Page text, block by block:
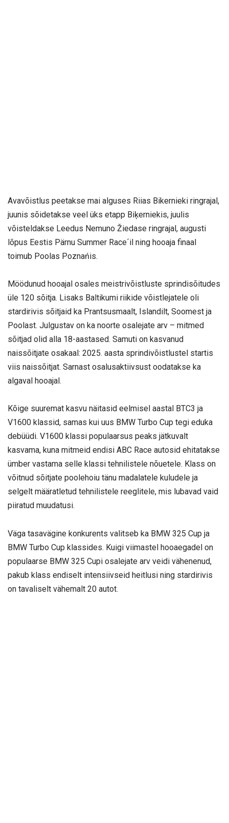
Avavõistlus peetakse mai alguses Riias Bikernieki ringrajal,
juunis sõidetakse veel üks etapp Biķerniekis, juulis
võisteldakse Leedus Nemuno Žiedase ringrajal, augusti
lõpus Eestis Pärnu Summer Race´il ning hooaja finaal
toimub Poolas Poznańis.
Möödunud hooajal osales meistrivõistluste sprindisõitudes
üle 120 sõitja. Lisaks Baltikumi riikide võistlejatele oli
stardirivis sõitjaid ka Prantsusmaalt, Islandilt, Soomest ja
Poolast. Julgustav on ka noorte osalejate arv – mitmed
sõitjad olid alla 18-aastased. Samuti on kasvanud
naissõitjate osakaal: 2025. aasta sprindivõistlustel startis
viis naissõitjat. Sarnast osalusaktiivsust oodatakse ka
algaval hooajal.
Kõige suuremat kasvu näitasid eelmisel aastal BTC3 ja
V1600 klassid, samas kui uus BMW Turbo Cup tegi eduka
debüüdi. V1600 klassi populaarsus peaks jätkuvalt
kasvama, kuna mitmeid endisi ABC Race autosid ehitatakse
ümber vastama selle klassi tehnilistele nõuetele. Klass on
võitnud sõitjate poolehoiu tänu madalatele kuludele ja
selgelt määratletud tehnilistele reeglitele, mis lubavad vaid
piiratud muudatusi.
Väga tasavägine konkurents valitseb ka BMW 325 Cup ja
BMW Turbo Cup klassides. Kuigi viimastel hooaegadel on
populaarse BMW 325 Cupi osalejate arv veidi vähenenud,
pakub klass endiselt intensiivseid heitlusi ning stardirivis
on tavaliselt vähemalt 20 autot.